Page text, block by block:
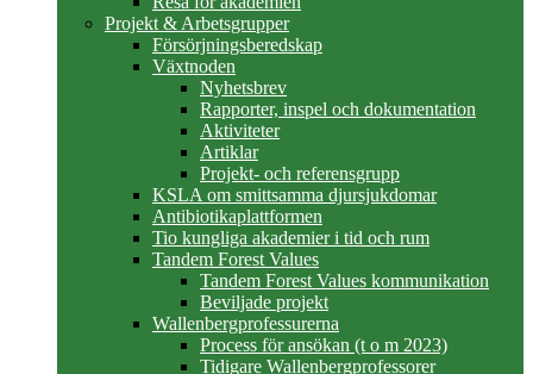
Projekt & Arbetsgrupper
Försörjningsberedskap
Växtnoden
Nyhetsbrev
Rapporter, inspel och dokumentation
Aktiviteter
Artiklar
Projekt- och referensgrupp
KSLA om smittsamma djursjukdomar
Antibiotikaplattformen
Tio kungliga akademier i tid och rum
Tandem Forest Values
Tandem Forest Values kommunikation
Beviljade projekt
Wallenbergprofessurerna
Process för ansökan (t o m 2023)
Tidigare Wallenbergprofessorer